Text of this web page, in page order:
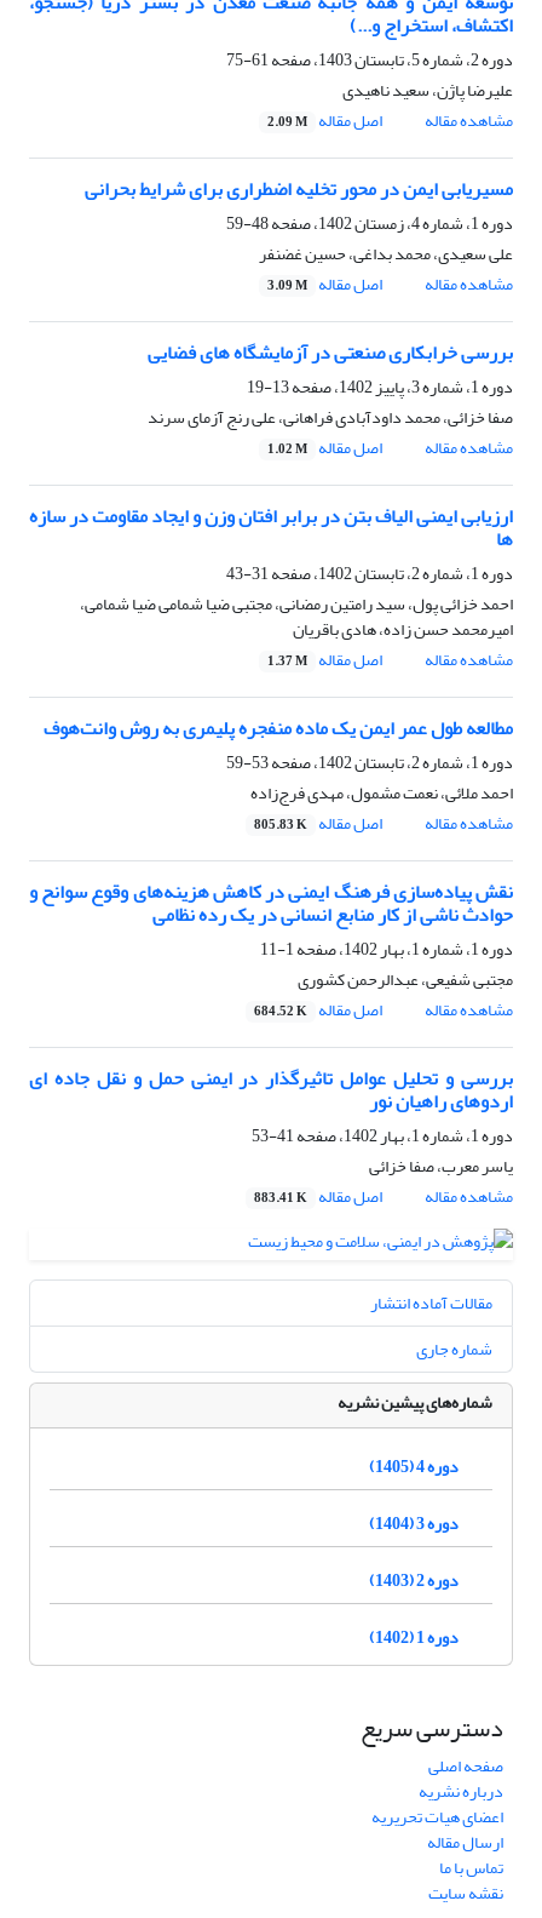
اکتشاف، استخراج و...)
دوره 2، شماره 5، تابستان 1403، صفحه
61-75
علیرضا پاژن، سعید ناهیدی
مشاهده مقاله
اصل مقاله 2.09 M
مسیریابی ایمن در محور تخلیه اضطراری برای شرایط بحرانی
دوره 1، شماره 4، زمستان 1402، صفحه
48-59
علی سعیدی، محمد بداغی، حسین غضنفر
مشاهده مقاله
اصل مقاله 3.09 M
بررسی خرابکاری صنعتی در آزمایشگاه های فضایی
دوره 1، شماره 3، پاییز 1402، صفحه
13-19
صفا خزائی، محمد داودآبادی فراهانی، علی رنج آزمای سرند
مشاهده مقاله
اصل مقاله 1.02 M
ارزیابی ایمنی الیاف بتن‌ در برابر افتان وزن ‌و ایجاد مقاومت در سازه
ها
دوره 1، شماره 2، تابستان 1402، صفحه
31-43
احمد خزائی پول، سید رامتین رمضانی، مجتبی ضیا شمامی ضیا شمامی،
امیرمحمد حسن زاده، هادی باقریان
مشاهده مقاله
اصل مقاله 1.37 M
مطالعه طول عمر ایمن یک ماده منفجره پلیمری به روش وانت‌هوف
دوره 1، شماره 2، تابستان 1402، صفحه
53-59
احمد ملائی، نعمت مشمول، مهدی فرج‌زاده
مشاهده مقاله
اصل مقاله 805.83 K
نقش پیاده‌سازی فرهنگ ایمنی در کاهش هزینه‌های وقوع سوانح و
حوادث ناشی از کار منابع انسانی در یک رده نظامی
دوره 1، شماره 1، بهار 1402، صفحه
1-11
مجتبی شفیعی، عبدالرحمن کشوری
مشاهده مقاله
اصل مقاله 684.52 K
بررسی و تحلیل عوامل تاثیرگذار در ایمنی حمل و نقل جاده ای
اردوهای راهیان نور
دوره 1، شماره 1، بهار 1402، صفحه
41-53
یاسر معرب، صفا خزائی
مشاهده مقاله
اصل مقاله 883.41 K
مقالات آماده انتشار
شماره جاری
شماره‌های پیشین نشریه
دوره 4 (1405)
دوره 3 (1404)
دوره 2 (1403)
دوره 1 (1402)
دسترسی سریع
صفحه اصلی
درباره نشریه
اعضای هیات تحریریه
ارسال مقاله
تماس با ما
نقشه سایت